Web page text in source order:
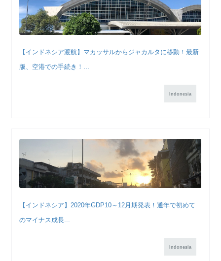
【インドネシア渡航】マカッサルからジャカルタに移動！最新
版、空港での手続き！...
Indonesia
【インドネシア】2020年GDP10～12月期発表！通年で初めて
のマイナス成長...
Indonesia